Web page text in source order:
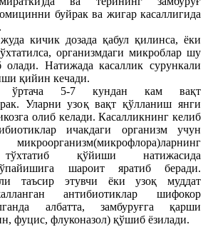
буйрак ва жигар касаллигида
кичик дозада қабул қилинса, ёки
организмдаги микроблар шу
олади. Натижада касаллик сурункали
қийин кечади.
ўртача 5-7 кундан кам вақт
Уларни узоқ вақт қўлланиш янги
олиб келади. Касалликнинг келиб
ичакдаги организм учун
қўйиши натижасида
шароит яратиб беради.
таъсир этувчи ёки узоқ муддат
антибиотиклар шифокор
албатта, замбуруғга қарши
фуцис, флуконазол) қўшиб ёзилади.